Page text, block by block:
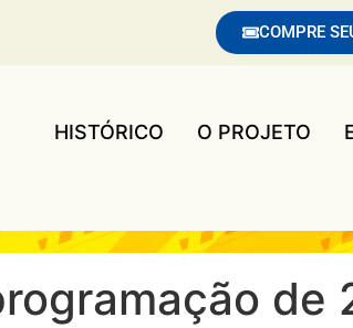
COMPRE
HISTÓRICO O PROJETO
de